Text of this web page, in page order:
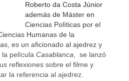
Roberto da Costa Júnior
además de Máster en
Ciencias Políticas por el
Humanas de la
es un aficionado al ajedrez y
la película Casablanca, se lanzó
reflexiones sobre el filme y
la referencia al ajedrez.